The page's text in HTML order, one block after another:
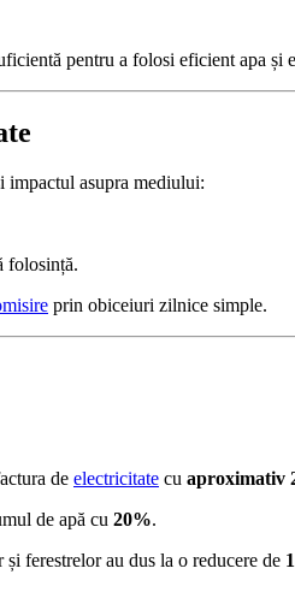
pentru a folosi eficient apa și
asupra mediului:
folosință.
prin obiceiuri zilnice simple.
de electricitate cu aproximativ
de apă cu 20%.
ferestrelor au dus la o reducere de